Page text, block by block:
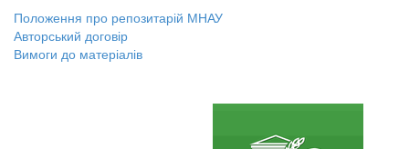
Положення про репозитарій МНАУ
Авторський договір
Вимоги до матеріалів